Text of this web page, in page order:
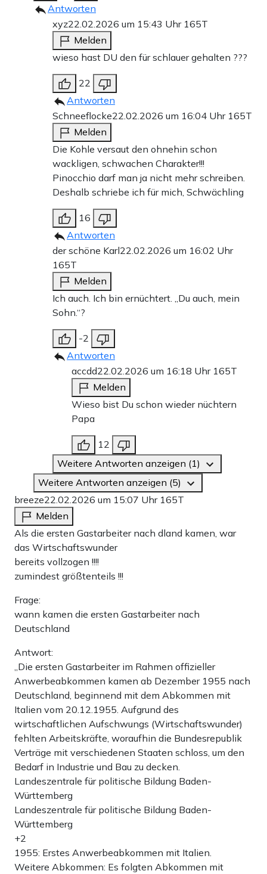
Antworten
xyz22.02.2026 um 15:43 Uhr 165T
Melden
wieso hast DU den für schlauer gehalten ???
22
Antworten
Schneeflocke22.02.2026 um 16:04 Uhr 165T
Melden
Die Kohle versaut den ohnehin schon
wackligen, schwachen Charakter!!!
Pinocchio darf man ja nicht mehr schreiben.
Deshalb schriebe ich für mich, Schwächling
16
Antworten
der schöne Karl22.02.2026 um 16:02 Uhr
165T
Melden
Ich auch. Ich bin ernüchtert. „Du auch, mein
Sohn.“?
-2
Antworten
accdd22.02.2026 um 16:18 Uhr 165T
Melden
Wieso bist Du schon wieder nüchtern
Papa
12
Weitere Antworten anzeigen (1)
Weitere Antworten anzeigen (5)
breeze22.02.2026 um 15:07 Uhr 165T
Melden
Als die ersten Gastarbeiter nach dland kamen, war
das Wirtschaftswunder
bereits vollzogen !!!!
zumindest größtenteils !!!
Frage:
wann kamen die ersten Gastarbeiter nach
Deutschland
Antwort:
„Die ersten Gastarbeiter im Rahmen offizieller
Anwerbeabkommen kamen ab Dezember 1955 nach
Deutschland, beginnend mit dem Abkommen mit
Italien vom 20.12.1955. Aufgrund des
wirtschaftlichen Aufschwungs (Wirtschaftswunder)
fehlten Arbeitskräfte, woraufhin die Bundesrepublik
Verträge mit verschiedenen Staaten schloss, um den
Bedarf in Industrie und Bau zu decken.
Landeszentrale für politische Bildung Baden-
Württemberg
Landeszentrale für politische Bildung Baden-
Württemberg
+2
1955: Erstes Anwerbeabkommen mit Italien.
Weitere Abkommen: Es folgten Abkommen mit